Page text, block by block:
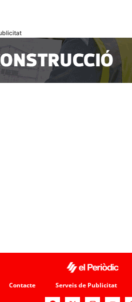
Contacte Serveis de Publicitat